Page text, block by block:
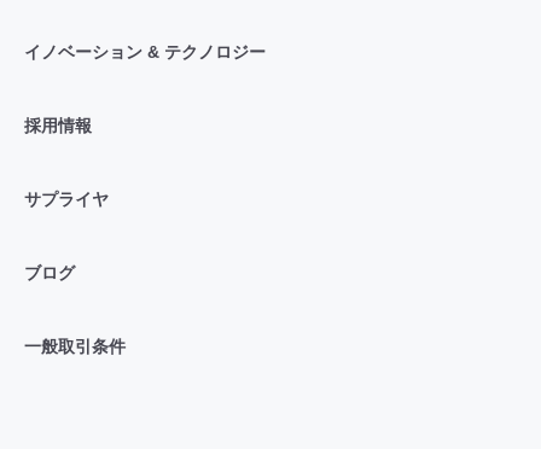
イノベーション & テクノロジー
採用情報
サプライヤ
ブログ
一般取引条件